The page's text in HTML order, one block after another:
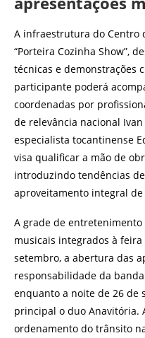
A infraestrutura do Centro
“Porteira Cozinha Show”,
técnicas e demonstrações
participante poderá
coordenadas por
de relevância nacional
especialista tocantinense
visa qualificar a mão de
introduzindo tendências
aproveitamento integral
A grade de
musicais integrados à
setembro, a abertura das
responsabilidade da
enquanto a noite de 26 de
principal o duo Anavitória.
ordenamento do trânsito